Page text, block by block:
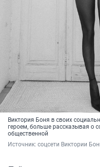
Виктория Боня в своих
героем, больше рассказывая о
общественной
Источник: соцсети Виктории